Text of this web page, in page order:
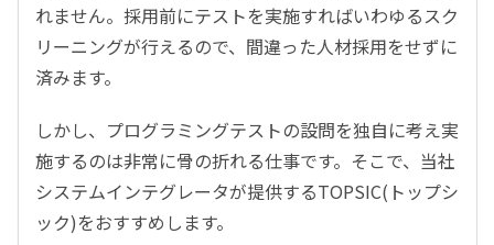
れません。採用前にテストを実施すればいわゆるスク
リーニングが行えるので、間違った人材採用をせずに
済みます。
しかし、プログラミングテストの設問を独自に考え実
施するのは非常に骨の折れる仕事です。そこで、当社
システムインテグレータが提供するTOPSIC(トップシ
ック)をおすすめします。